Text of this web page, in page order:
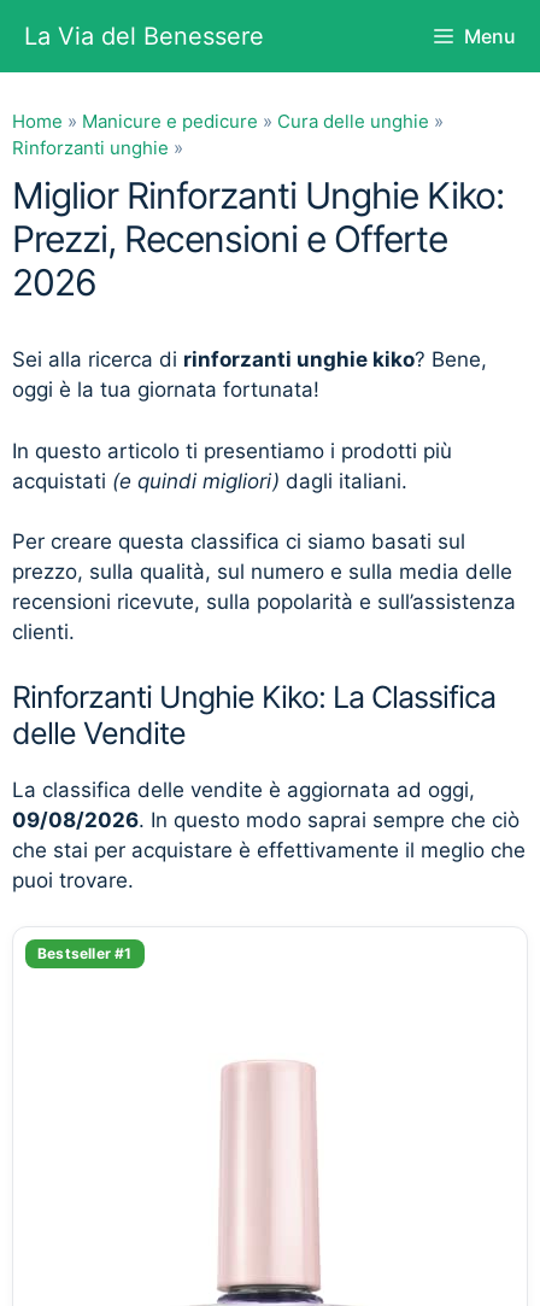
contenuto
La Via del Benessere Menu
Home » Manicure e pedicure » Cura delle unghie »
Rinforzanti unghie »
Miglior Rinforzanti Unghie Kiko:
Prezzi, Recensioni e Offerte
2026
Sei alla ricerca di rinforzanti unghie kiko? Bene,
oggi è la tua giornata fortunata!
In questo articolo ti presentiamo i prodotti più
acquistati (e quindi migliori) dagli italiani.
Per creare questa classifica ci siamo basati sul
prezzo, sulla qualità, sul numero e sulla media delle
recensioni ricevute, sulla popolarità e sull’assistenza
clienti.
Rinforzanti Unghie Kiko: La Classifica
delle Vendite
La classifica delle vendite è aggiornata ad oggi,
09/08/2026. In questo modo saprai sempre che ciò
che stai per acquistare è effettivamente il meglio che
puoi trovare.
Bestseller #1